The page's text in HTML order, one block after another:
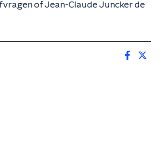
of Jean-Claude Juncker de